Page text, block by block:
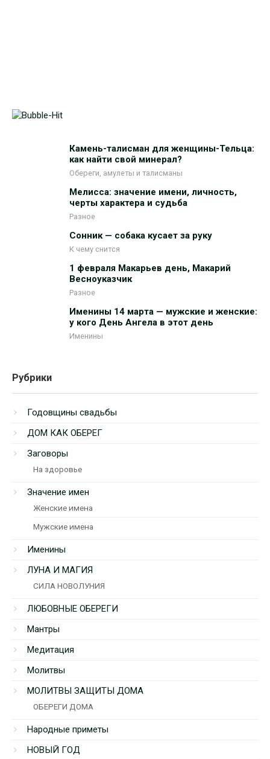
Камень-талисман для женщины-Тельца:
как найти свой минерал?
Обереги, амулеты и талисманы
Мелисса: значение имени, личность,
черты характера и судьба
Разное
Сонник — собака кусает за руку
К чему снится
1 февраля Макарьев день, Макарий
Весноуказчик
Разное
Именины 14 марта — мужские и женские:
у кого День Ангела в этот день
Именины
Рубрики
Годовщины свадьбы
ДОМ КАК ОБЕРЕГ
Заговоры
На здоровье
Значение имен
Женские имена
Мужские имена
Именины
ЛУНА И МАГИЯ
СИЛА НОВОЛУНИЯ
ЛЮБОВНЫЕ ОБЕРЕГИ
Мантры
Медитация
Молитвы
МОЛИТВЫ ЗАЩИТЫ ДОМА
ОБЕРЕГИ ДОМА
Народные приметы
НОВЫЙ ГОД